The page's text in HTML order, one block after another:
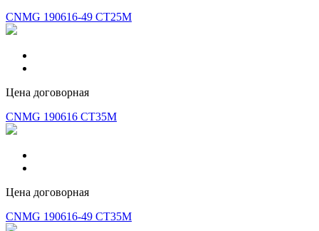
CNMG 190616-49 CT25M
Цена договорная
CNMG 190616 CT35M
Цена договорная
CNMG 190616-49 CT35M